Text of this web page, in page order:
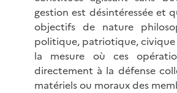
gestion est désintéressée et
objectifs de nature
politique, patriotique, civique
la mesure où ces
directement à la défense
matériels ou moraux des